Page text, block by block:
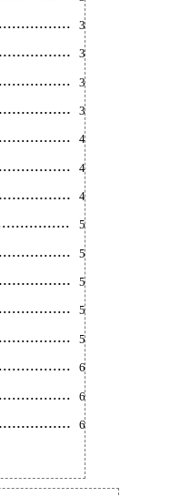
31
31
35
39
44
47
49
51
52
54
57
59
61
62
64